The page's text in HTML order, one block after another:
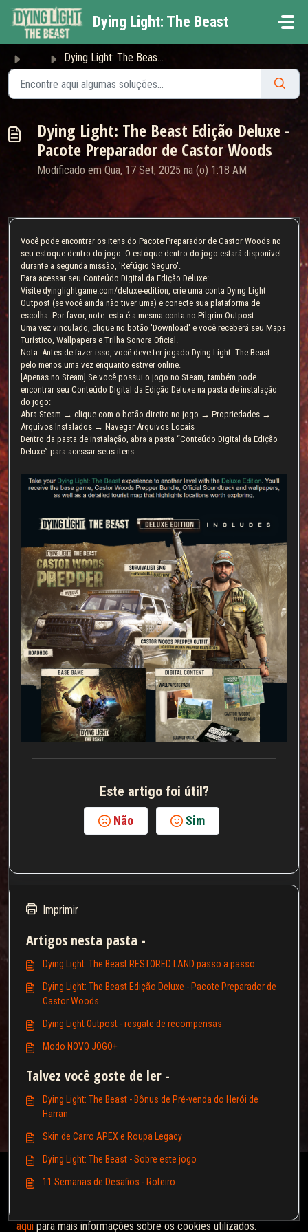
Ir para o conteúdo principal
Dying Light: The Beast
... Dying Light: The Beast Edição Deluxe - Pacote Preparador ...
Dying Light: The Beast Edição Deluxe -
Pacote Preparador de Castor Woods
Modificado em Qua, 17 Set, 2025 na (o) 1:18 AM
Você pode encontrar os itens do Pacote Preparador de Castor Woods no
seu estoque dentro do jogo. O estoque dentro do jogo estará disponível
durante a segunda missão, 'Refúgio Seguro'.
Para acessar seu Conteúdo Digital da Edição Deluxe:
Visite dyinglightgame.com/deluxe-edition, crie uma conta Dying Light
Outpost (se você ainda não tiver uma) e conecte sua plataforma de
escolha. Por favor, note: esta é a mesma conta no Pilgrim Outpost.
Uma vez vinculado, clique no botão 'Download' e você receberá seu Mapa
Turístico, Wallpapers e Trilha Sonora Oficial.
Nota: Antes de fazer isso, você deve ter jogado Dying Light: The Beast
pelo menos uma vez enquanto estiver online.
[Apenas no Steam] Se você possui o jogo no Steam, também pode
encontrar seu Conteúdo Digital da Edição Deluxe na pasta de instalação
do jogo:
Abra Steam → clique com o botão direito no jogo → Propriedades →
Arquivos Instalados → Navegar Arquivos Locais
Dentro da pasta de instalação, abra a pasta “Conteúdo Digital da Edição
Deluxe” para acessar seus itens.
Este artigo foi útil?
Não Sim
Imprimir
Artigos nesta pasta -
Dying Light: The Beast RESTORED LAND passo a passo
Dying Light: The Beast Edição Deluxe - Pacote Preparador de
Castor Woods
Dying Light Outpost - resgate de recompensas
Modo NOVO JOGO+
Talvez você goste de ler -
Dying Light: The Beast - Bônus de Pré-venda do Herói de
Harran
Skin de Carro APEX e Roupa Legacy
Dying Light: The Beast - Sobre este jogo
11 Semanas de Desafios - Roteiro
Esta base de conhecimento é licenciada pelo proprietário do
aqui para mais informações sobre os cookies utilizados.